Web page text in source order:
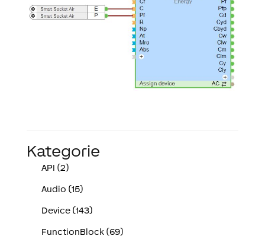
Kategorie
API (2)
Audio (15)
Device (143)
FunctionBlock (69)